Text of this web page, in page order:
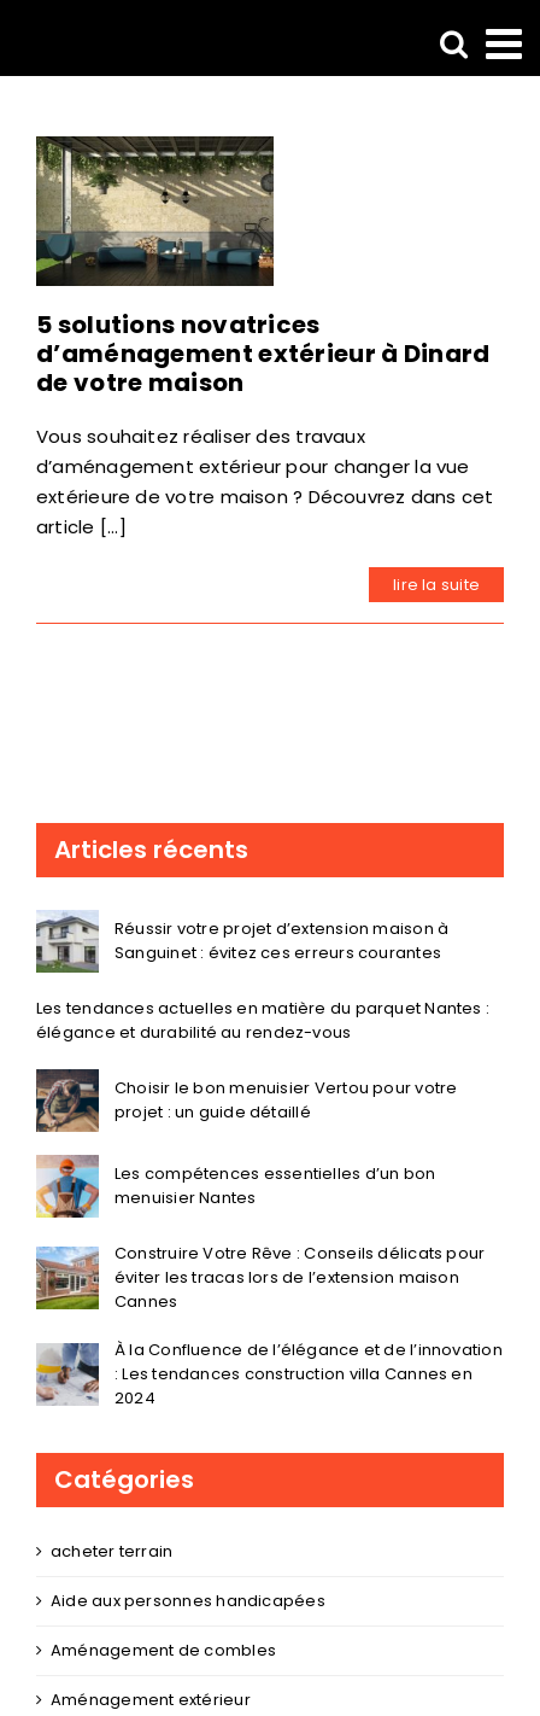
contenu
5 solutions novatrices
d’aménagement extérieur à Dinard
de votre maison
Vous souhaitez réaliser des travaux
d’aménagement extérieur pour changer la vue
extérieure de votre maison ? Découvrez dans cet
article [...]
lire la suite
Articles récents
Réussir votre projet d’extension maison à
Sanguinet : évitez ces erreurs courantes
Les tendances actuelles en matière du parquet Nantes :
élégance et durabilité au rendez-vous
Choisir le bon menuisier Vertou pour votre
projet : un guide détaillé
Les compétences essentielles d’un bon
menuisier Nantes
Construire Votre Rêve : Conseils délicats pour
éviter les tracas lors de l’extension maison
Cannes
À la Confluence de l’élégance et de l’innovation
: Les tendances construction villa Cannes en
2024
Catégories
acheter terrain
Aide aux personnes handicapées
Aménagement de combles
Aménagement extérieur